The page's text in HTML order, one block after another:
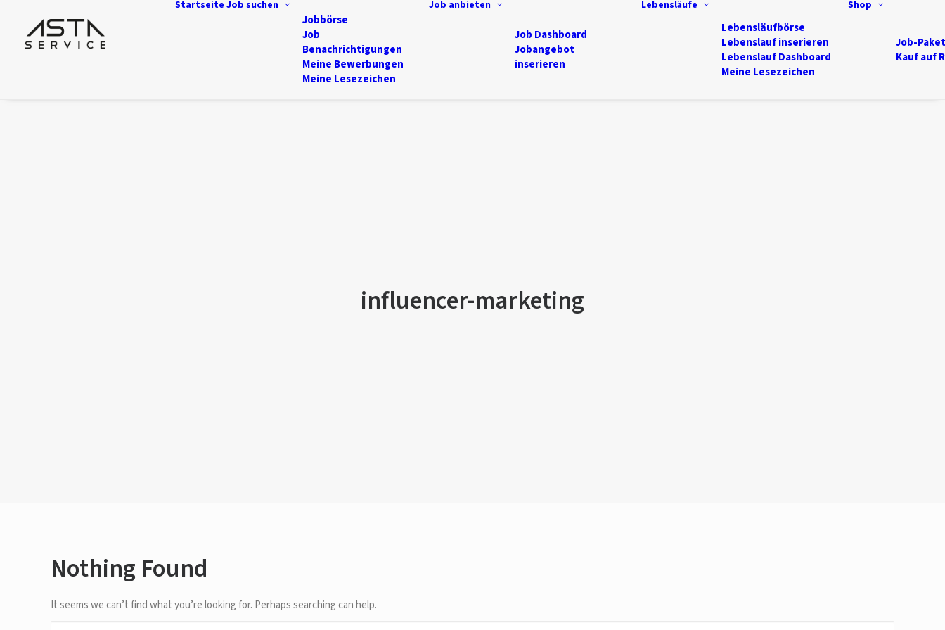
Startseite Job suchen
Jobbörse
Job
Benachrichtigungen
Meine Bewerbungen
Meine Lesezeichen
Job anbieten
Job Dashboard
Jobangebot
inserieren
Lebensläufe
Lebensläufbörse
Lebenslauf inserieren
Lebenslauf Dashboard
Meine Lesezeichen
Shop
Job-
Kauf auf
influencer-marketing
Nothing Found
It seems we can’t find what you’re looking for. Perhaps searching can help.